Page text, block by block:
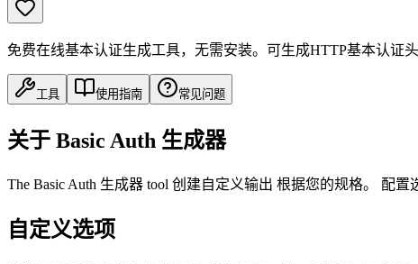
免费在线基本认证生成工具，无需安装。可生成HTTP基本认证头
工具 使用指南 常见问题
关于 Basic Auth 生成器
The Basic Auth 生成器 tool 创建自定义输出 根据您的规格。 配置
自定义选项